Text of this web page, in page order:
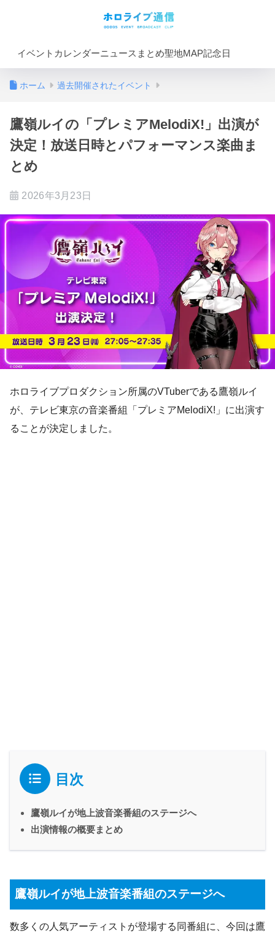
イベントカレンダーニュースまとめ聖地MAP記念日
ホーム 過去開催されたイベント
鷹嶺ルイの「プレミアMelodiX!」出演が
決定！放送日時とパフォーマンス楽曲ま
とめ
2026年3月23日
ホロライブプロダクション所属のVTuberである鷹嶺ルイ
が、テレビ東京の音楽番組「プレミアMelodiX!」に出演す
ることが決定しました。
目次
鷹嶺ルイが地上波音楽番組のステージへ
出演情報の概要まとめ
鷹嶺ルイが地上波音楽番組のステージへ
数多くの人気アーティストが登場する同番組に、今回は鷹